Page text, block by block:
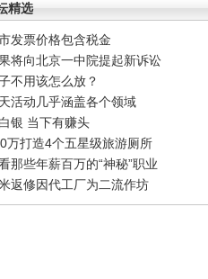
精选
发票价格包含税金
将向北京一中院提起新诉讼
不用该怎么放？
活动几乎涵盖各个领域
银 当下有赚头
万打造4个五星级旅游厕所
那些年薪百万的“神秘”职业
返修因代工厂为二流作坊